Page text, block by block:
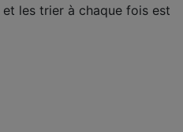
les trier à chaque fois est